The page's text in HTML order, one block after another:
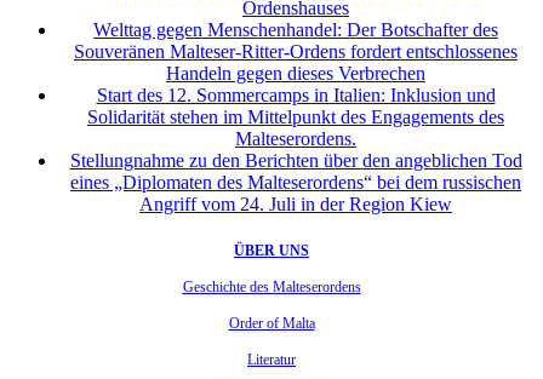
Ordenshauses
Welttag gegen Menschenhandel: Der Botschafter des
Souveränen Malteser-Ritter-Ordens fordert entschlossenes
Handeln gegen dieses Verbrechen
Start des 12. Sommercamps in Italien: Inklusion und
Solidarität stehen im Mittelpunkt des Engagements des
Malteserordens.
Stellungnahme zu den Berichten über den angeblichen Tod
eines „Diplomaten des Malteserordens“ bei dem russischen
Angriff vom 24. Juli in der Region Kiew
ÜBER UNS
Geschichte des Malteserordens
Order of Malta
Literatur